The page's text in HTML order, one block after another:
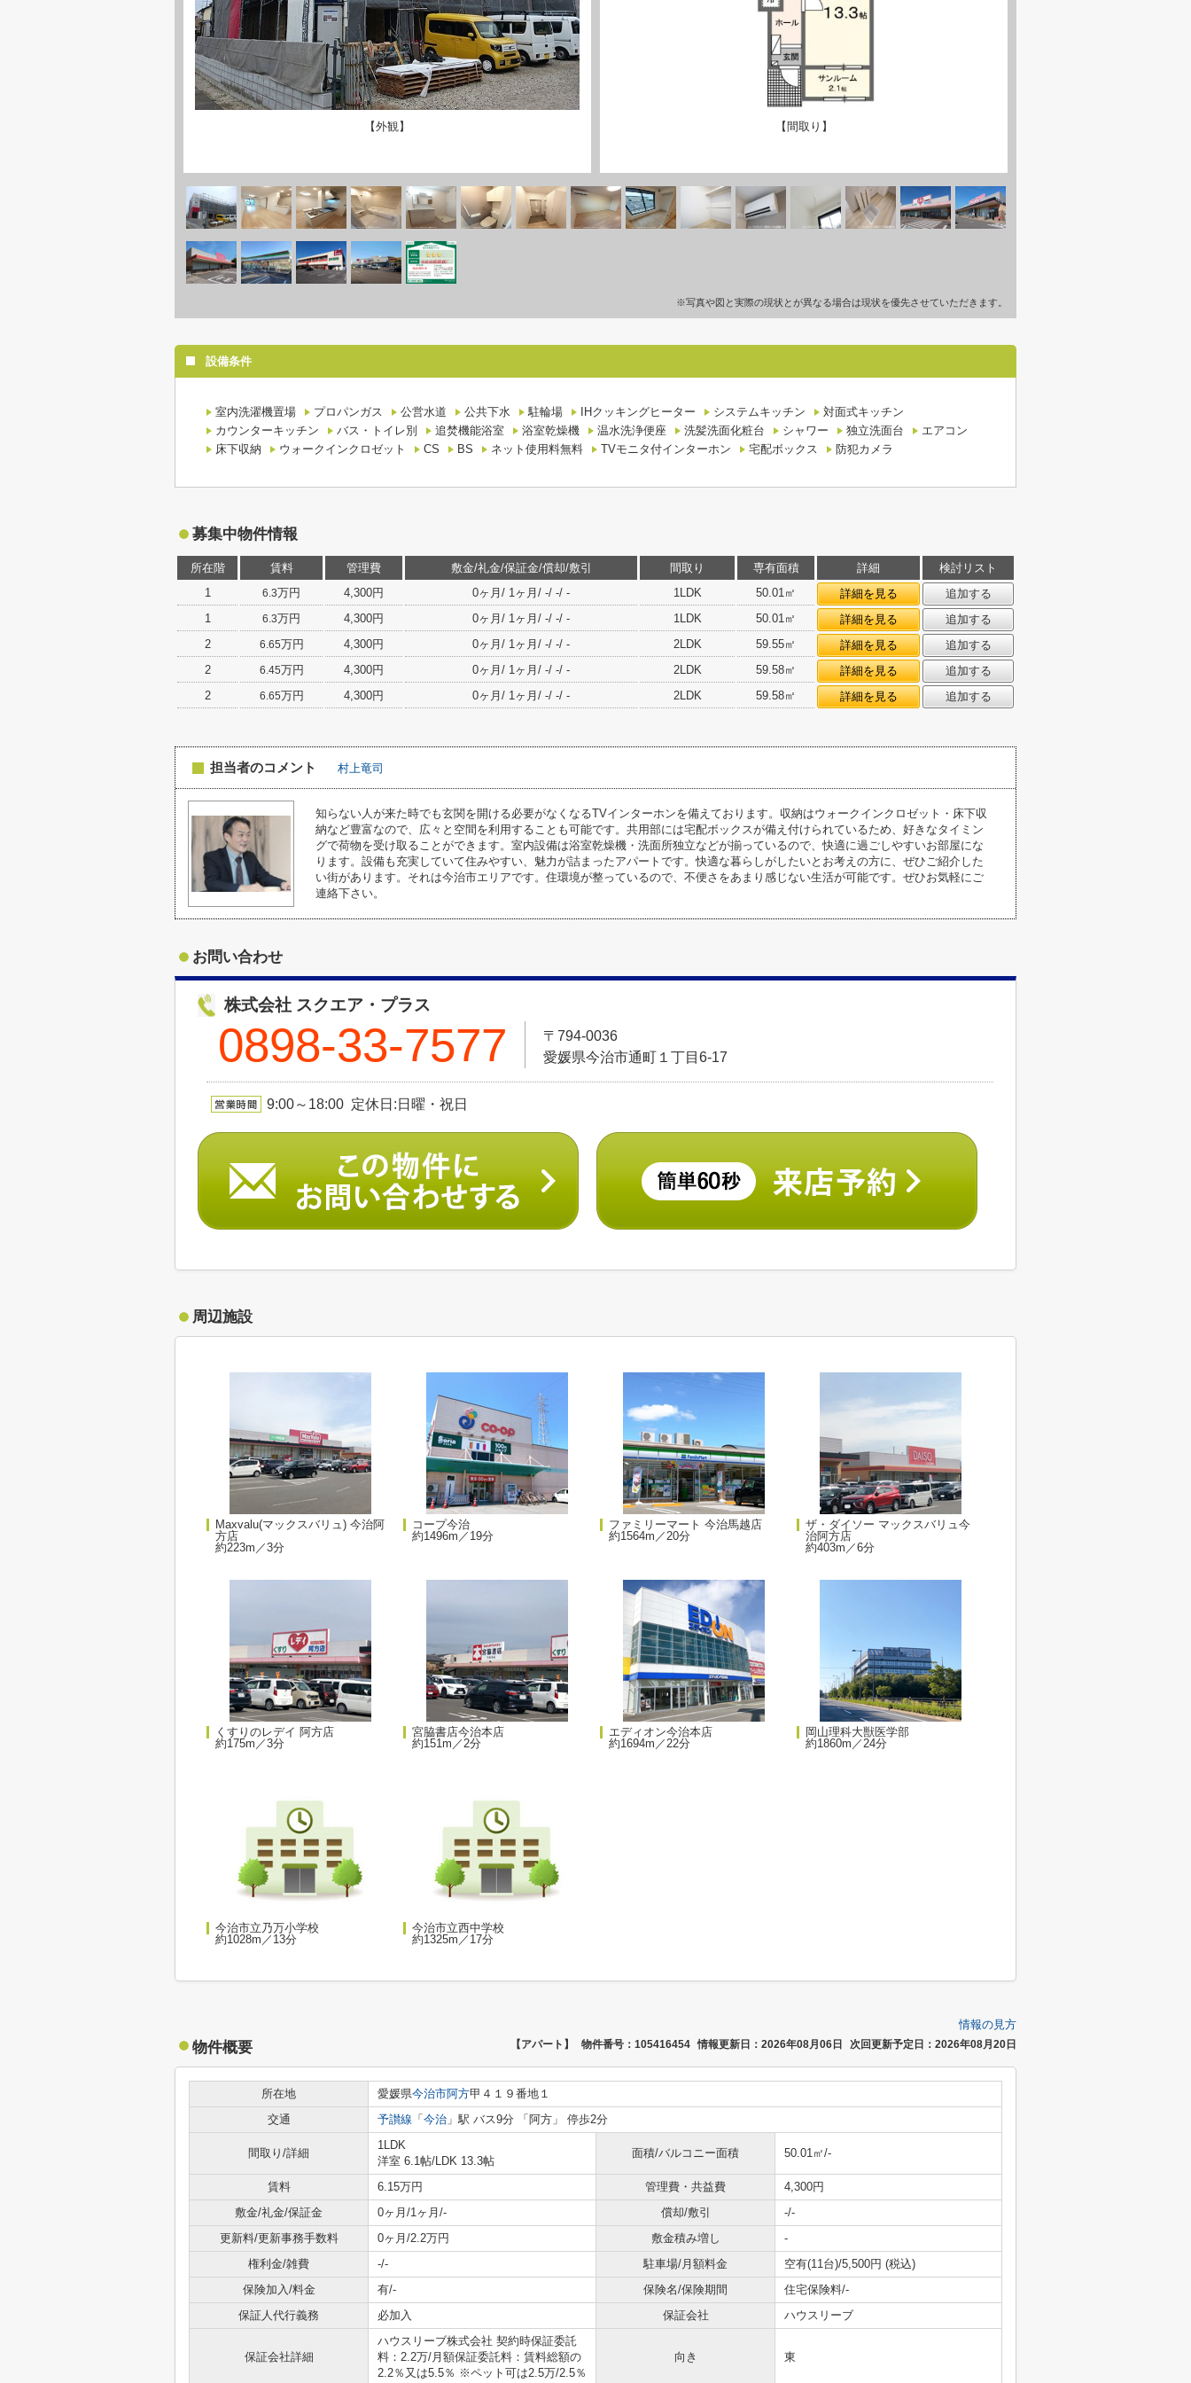
【外観】 【間取り】
※写真や図と実際の現状とが異なる場合は現状を優先させていただきます。
設備条件
室内洗濯機置場 プロパンガス 公営水道 公共下水 駐輪場 IHクッキングヒーター システムキッチン
対面式キッチン
カウンターキッチン
バス・トイレ別 追焚機能浴室 浴室乾燥機 温水洗浄便座 洗髪洗面化粧台 シャワー 独立洗面台
エアコン
床下収納
ウォークインクロゼット CS BS ネット使用料無料 TVモニタ付インターホン 宅配ボックス 防犯カメラ
募集中物件情報
所在階 賃料 管理費 敷金/礼金/保証金/償却/敷引 間取り 専有面積 詳細
検討リスト
1
6.3万円 4,300円 0ヶ月/ 1ヶ月/ -/ -/ - 1LDK 50.01㎡ 詳細を見る
追加する
1
6.3万円 4,300円 0ヶ月/ 1ヶ月/ -/ -/ - 1LDK 50.01㎡ 詳細を見る
追加する
2
6.65万円 4,300円 0ヶ月/ 1ヶ月/ -/ -/ - 2LDK 59.55㎡ 詳細を見る
追加する
2
6.45万円 4,300円 0ヶ月/ 1ヶ月/ -/ -/ - 2LDK 59.58㎡ 詳細を見る
追加する
2
6.65万円 4,300円 0ヶ月/ 1ヶ月/ -/ -/ - 2LDK 59.58㎡ 詳細を見る 追加する
担当者のコメント 村上竜司
知らない人が来た時でも玄関を開ける必要がなくなるTVインターホンを備えております。収納はウォークインクロゼット・床下収
納など豊富なので、広々と空間を利用することも可能です。共用部には宅配ボックスが備え付けられているため、好きなタイミン
グで荷物を受け取ることができます。室内設備は浴室乾燥機・洗面所独立などが揃っているので、快適に過ごしやすいお部屋にな
ります。設備も充実していて住みやすい、魅力が詰まったアパートです。快適な暮らしがしたいとお考えの方に、ぜひご紹介した
い街があります。それは今治市エリアです。住環境が整っているので、不便さをあまり感じない生活が可能です。ぜひお気軽にご
連絡下さい。
お問い合わせ
株式会社 スクエア・プラス
0898-33-7577
〒794-0036
愛媛県今治市通町１丁目6-17
9:00～18:00 定休日:日曜・祝日
周辺施設
Maxvalu(マックスバリュ) 今治阿
方店
約223m／3分
コープ今治
約1496m／19分
ファミリーマート 今治馬越店
約1564m／20分
ザ・ダイソー マックスバリュ今
治阿方店
約403m／6分
くすりのレデイ 阿方店
約175m／3分
宮脇書店今治本店
約151m／2分
エディオン今治本店
約1694m／22分
岡山理科大獣医学部
約1860m／24分
今治市立乃万小学校
約1028m／13分
今治市立西中学校
約1325m／17分
情報の見方
物件概要 【アパート】 物件番号：105416454 情報更新日：2026年08月06日 次回更新予定日：2026年08月20日
所在地 愛媛県今治市阿方甲４１９番地１
交通
予讃線 「 今治 」駅 バス9分 「阿方」 停歩2分
間取り/詳細
1LDK
洋室 6.1帖/LDK 13.3帖
面積/バルコニー面積 50.01㎡/-
賃料 6.15万円 管理費・共益費
4,300円
敷金/礼金/保証金
0ヶ月/1ヶ月/- 償却/敷引
-/-
更新料/更新事務手数料
0ヶ月/2.2万円 敷金積み増し
-
権利金/雑費
-/- 駐車場/月額料金
空有(11台)/5,500円 (税込)
保険加入/料金
有/- 保険名/保険期間
住宅保険料/-
保証人代行義務
必加入 保証会社 ハウスリーブ
保証会社詳細
ハウスリーブ株式会社 契約時保証委託
料：2.2万/月額保証委託料：賃料総額の
2.2％又は5.5％ ※ペット可は2.5万/2.5％
向き 東